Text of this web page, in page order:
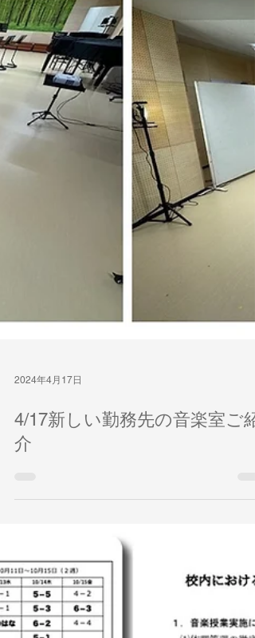
2024年4月17日
4/17新しい勤務先の音楽室ご紹